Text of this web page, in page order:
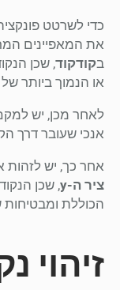
כדי לשרטט
את המאפיינים
בקודקוד, שכן
או הנמוך ביותר
לאחר מכן, יש
אנכי שעובר דרך
אחר כך, יש לזהות
ציר ה-y , שכן
הכוללת ומבטיחות
זיהוי